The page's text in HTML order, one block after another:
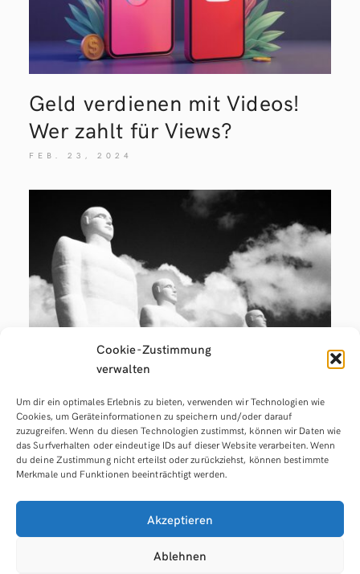
Cookie-Zustimmung
verwalten
Um dir ein optimales Erlebnis zu bieten, verwenden wir Technologien wie
Cookies, um Geräteinformationen zu speichern und/oder darauf
zuzugreifen. Wenn du diesen Technologien zustimmst, können wir Daten wie
das Surfverhalten oder eindeutige IDs auf dieser Website verarbeiten. Wenn
du deine Zustimmung nicht erteilst oder zurückziehst, können bestimmte
Merkmale und Funktionen beeinträchtigt werden.
Akzeptieren
Ablehnen
Geld verdienen mit Videos!
Wer zahlt für Views?
FEB. 23, 2024
Früher habe ich gegoogelt.
Heute rede ich mit einer
Maschine.
FEB. 23, 2024